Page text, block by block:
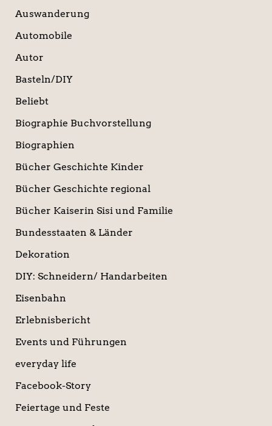
Auswanderung
Automobile
Autor
Basteln/DIY
Beliebt
Biographie Buchvorstellung
Biographien
Bücher Geschichte Kinder
Bücher Geschichte regional
Bücher Kaiserin Sisi und Familie
Bundesstaaten & Länder
Dekoration
DIY: Schneidern/ Handarbeiten
Eisenbahn
Erlebnisbericht
Events und Führungen
everyday life
Facebook-Story
Feiertage und Feste